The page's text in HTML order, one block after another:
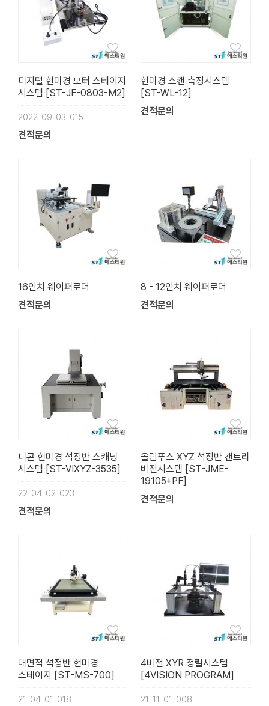
디지털 현미경 모터 스테이지
시스템 [ST-JF-0803-M2]
2022-09-03-015
견적문의
현미경 스캔 측정시스템
[ST-WL-12]
견적문의
16인치 웨이퍼로더
견적문의
8 - 12인치 웨이퍼로더
견적문의
니콘 현미경 석정반 스캐닝
시스템 [ST-VIXYZ-3535]
22-04-02-023
견적문의
올림푸스 XYZ 석정반 갠트리
비전시스템 [ST-JME-
19105+PF]
견적문의
대면적 석정반 현미경
스테이지 [ST-MS-700]
21-04-01-018
4비전 XYR 정렬시스템
[4VISION PROGRAM]
21-11-01-008